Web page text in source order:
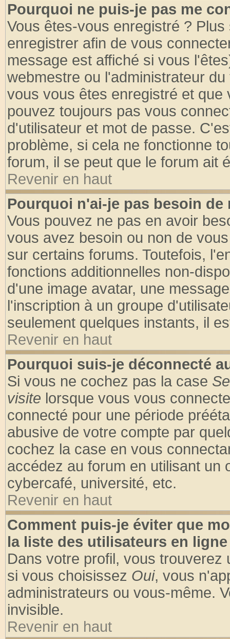
Pourquoi ne puis-je pas me
Vous êtes-vous enregistré ?
enregistrer afin de vous
message est affiché si vous
webmestre ou l'administrateur
vous vous êtes enregistré et
pouvez toujours pas vous
d'utilisateur et mot de passe.
problème, si cela ne fonctionne
forum, il se peut que le forum ait
Revenir en haut
Pourquoi n'ai-je pas besoin de
Vous pouvez ne pas en avoir
vous avez besoin ou non de
sur certains forums. Toutefois,
fonctions additionnelles non-
d'une image avatar, une
l'inscription à un groupe
seulement quelques instants, il
Revenir en haut
Pourquoi suis-je déconnecté
Si vous ne cochez pas la case
visite lorsque vous vous
connecté pour une période
abusive de votre compte par
cochez la case en vous
accédez au forum en utilisant un
cybercafé, université, etc.
Revenir en haut
Comment puis-je éviter que
la liste des utilisateurs en
Dans votre profil, vous trouverez
si vous choisissez Oui, vous
administrateurs ou vous-même.
invisible.
Revenir en haut